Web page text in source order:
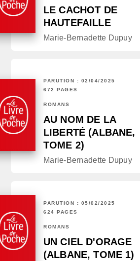
LE CACHOT DE
HAUTEFAILLE
Marie-Bernadette Dupuy
PARUTION : 02/04/2025
672 PAGES
ROMANS
AU NOM DE LA
LIBERTÉ (ALBANE,
TOME 2)
Marie-Bernadette Dupuy
PARUTION : 05/02/2025
624 PAGES
ROMANS
UN CIEL D'ORAGE
(ALBANE, TOME 1)